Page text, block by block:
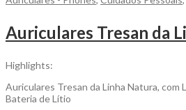
Highlights:
Auriculares Tresan da Linha Natura,
Bateria de Lítio